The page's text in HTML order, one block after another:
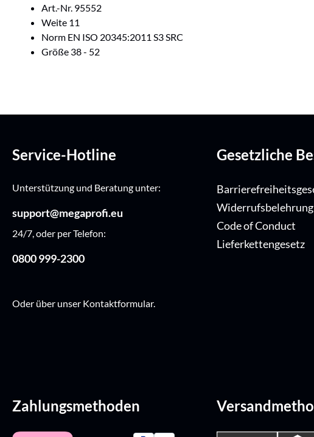
Art.-Nr. 95552
Weite 11
Norm EN ISO 20345:2011 S3 SRC
Größe 38 - 52
Service-Hotline
Unterstützung und Beratung unter:
support@megaprofi.eu
24/7, oder per Telefon:
0800 999-2300
Oder über unser Kontaktformular.
Gesetzliche
Code of Conduct
Lieferkettengesetz
Zahlungsmethoden